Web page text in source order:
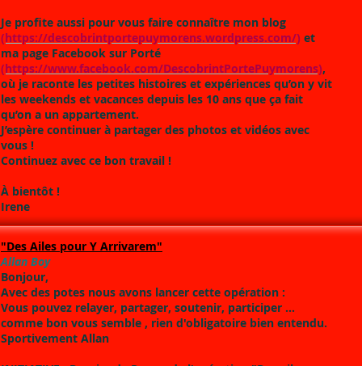
Je profite aussi pour vous faire connaître mon blog
(https://descobrintportepuymorens.wordpress.com/) et
ma page Facebook sur Porté
(https://www.facebook.com/DescobrintPortePuymorens),
où je raconte les petites histoires et expériences qu’on y vit
les weekends et vacances depuis les 10 ans que ça fait
qu’on a un appartement.
J’espère continuer à partager des photos et vidéos avec
vous !
Continuez avec ce bon travail !
À bientôt !
Irene
"Des Ailes pour Y Arrivarem"
Allan Boy
Bonjour,
Avec des potes nous avons lancer cette opération :
Vous pouvez relayer, partager, soutenir, participer ...
comme bon vous semble , rien d'obligatoire bien entendu.
Sportivement Allan